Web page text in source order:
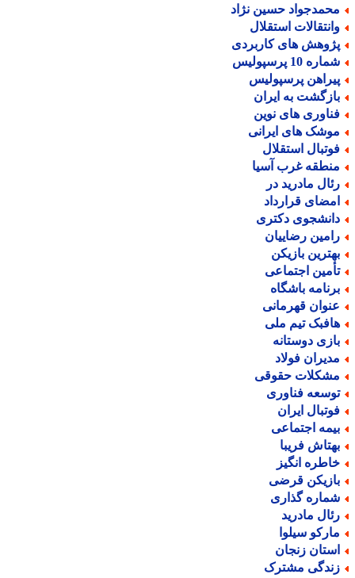
حسین نژاد
استقلال
های کاربردی
10 پرسپولیس
پرسپولیس
به ایران
های نوین
های ایرانی
استقلال
غرب آسیا
مادرید در
قرارداد
دکتری
رضاییان
بازیکن
اجتماعی
باشگاه
قهرمانی
تیم ملی
دوستانه
فولاد
حقوقی
فناوری
ایران
اجتماعی
فریبا
انگیز
قرضی
گذاری
مادرید
سیلوا
زنجان
مشترک